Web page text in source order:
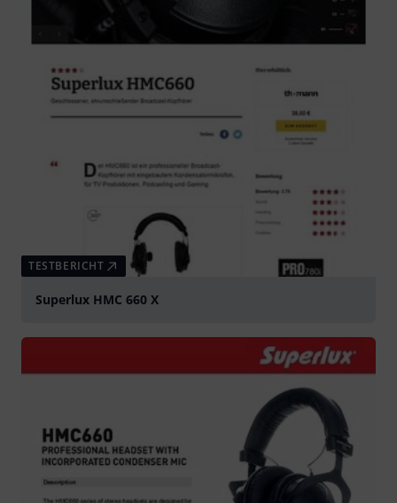
TESTBERICHT
Superlux HMC 660 X